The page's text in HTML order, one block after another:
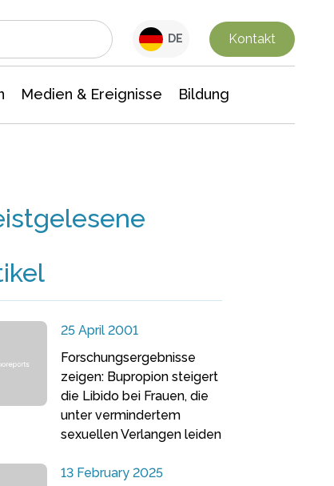
DE Kontakt
Medien & Ereignisse Bildung
25 April 2001
Forschungsergebnisse
zeigen: Bupropion steigert
die Libido bei Frauen, die
unter vermindertem
sexuellen Verlangen leiden
13 February 2025